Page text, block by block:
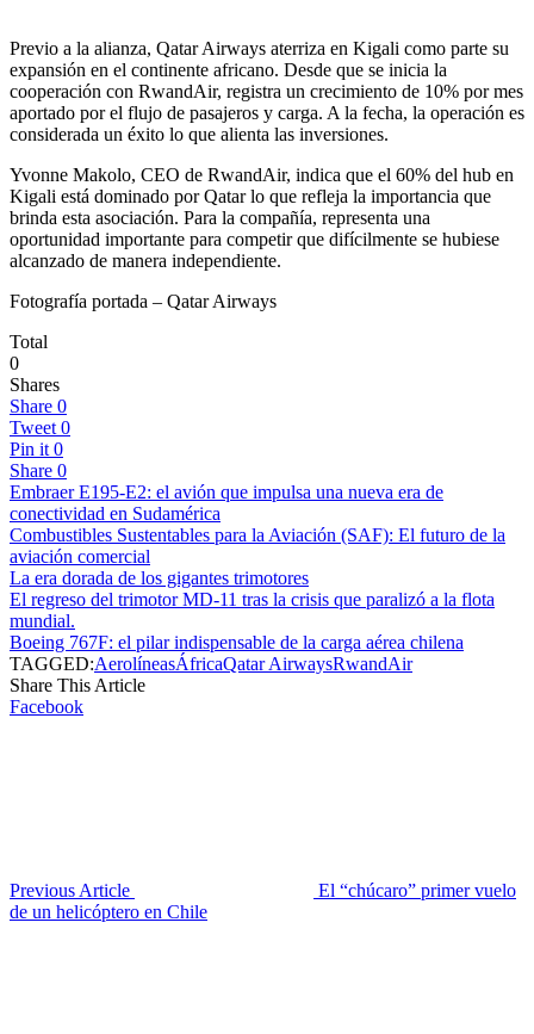
Previo a la alianza, Qatar Airways aterriza en Kigali como parte su
expansión en el continente africano. Desde que se inicia la
cooperación con RwandAir, registra un crecimiento de 10% por mes
aportado por el flujo de pasajeros y carga. A la fecha, la operación es
considerada un éxito lo que alienta las inversiones.
Yvonne Makolo, CEO de RwandAir, indica que el 60% del hub en
Kigali está dominado por Qatar lo que refleja la importancia que
brinda esta asociación. Para la compañía, representa una
oportunidad importante para competir que difícilmente se hubiese
alcanzado de manera independiente.
Fotografía portada – Qatar Airways
Total
0
Shares
Share 0
Tweet 0
Pin it 0
Share 0
Embraer E195-E2: el avión que impulsa una nueva era de
conectividad en Sudamérica
Combustibles Sustentables para la Aviación (SAF): El futuro de la
aviación comercial
La era dorada de los gigantes trimotores
El regreso del trimotor MD-11 tras la crisis que paralizó a la flota
mundial.
Boeing 767F: el pilar indispensable de la carga aérea chilena
TAGGED:AerolíneasÁfricaQatar AirwaysRwandAir
Share This Article
Facebook
Previous Article
El “chúcaro” primer vuelo
de un helicóptero en Chile